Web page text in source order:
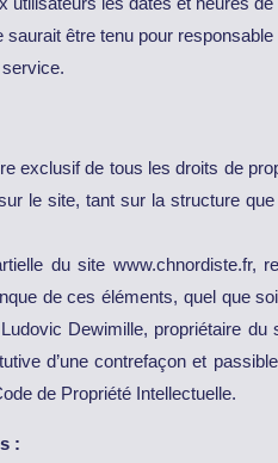
être tenu pour
service.
exclusif de tous les droits de
le site, tant sur la structure
du site www.chnordiste.fr,
de ces éléments, quel que
Dewimille, propriétaire
d’une contrefaçon et
de Propriété Intellectuelle.
: